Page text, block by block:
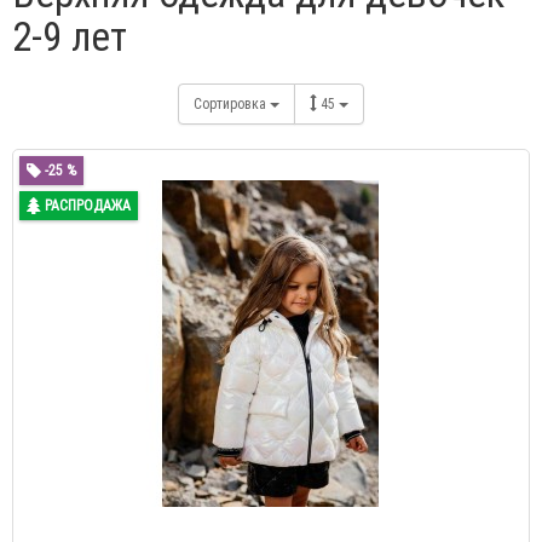
2-9 лет
Сортировка 45
-25 %
РАСПРОДАЖА